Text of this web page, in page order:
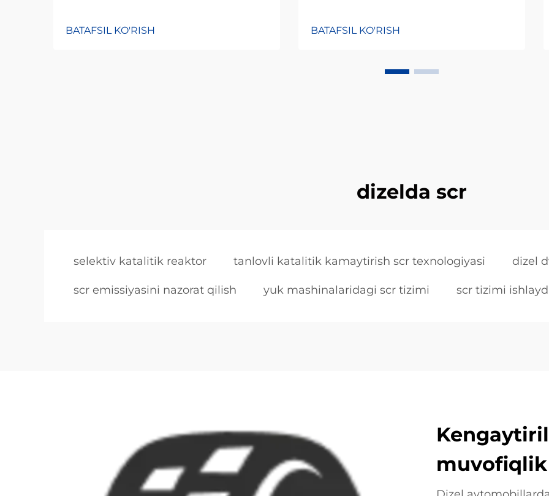
BATAFSIL KO'RISH BATAFSIL KO'RISH
dizelda scr
selektiv katalitik reaktor tanlovli katalitik kamaytirish scr texnologiyasi dizel
scr emissiyasini nazorat qilish yuk mashinalaridagi scr tizimi scr tizimi
muvofiqlik